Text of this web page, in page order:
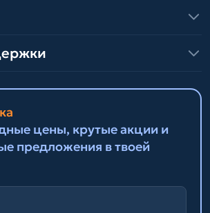
цены, крутые акции и
предложения в твоей